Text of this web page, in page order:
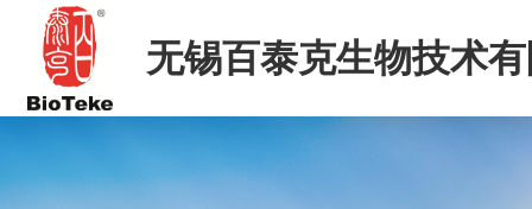
无锡百泰克生物技术